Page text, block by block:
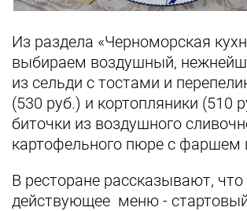
Из раздела «Черноморская
выбираем воздушный,
из сельди с тостами и
(530 руб.) и кортопляники (510
биточки из воздушного
картофельного пюре с фаршем
В ресторане рассказывают, что
действующее меню -